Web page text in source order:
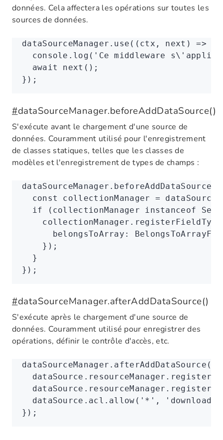
données. Cela affectera les opérations sur toutes les
sources de données.
dataSourceManager .use ((ctx , next) =>
  console
.log ( 'Ce middleware
  await
next ();
});
#dataSourceManager.beforeAddDataSource()
S'exécute avant le chargement d'une source de
données. Couramment utilisé pour l'enregistrement
de classes statiques, telles que les classes de
modèles et l'enregistrement de types de champs :
dataSourceManager .beforeAddDataSource
  const
collectionManager = dataSource
  if
(collectionManager instanceof
    collectionManager
      belongsToArray
:
    });
  }
});
#dataSourceManager.afterAddDataSource()
S'exécute après le chargement d'une source de
données. Couramment utilisé pour enregistrer des
opérations, définir le contrôle d'accès, etc.
dataSourceManager .afterAddDataSource
  dataSource
. resourceManager
  dataSource
. resourceManager
  dataSource
. acl .allow ( '*' ,
});